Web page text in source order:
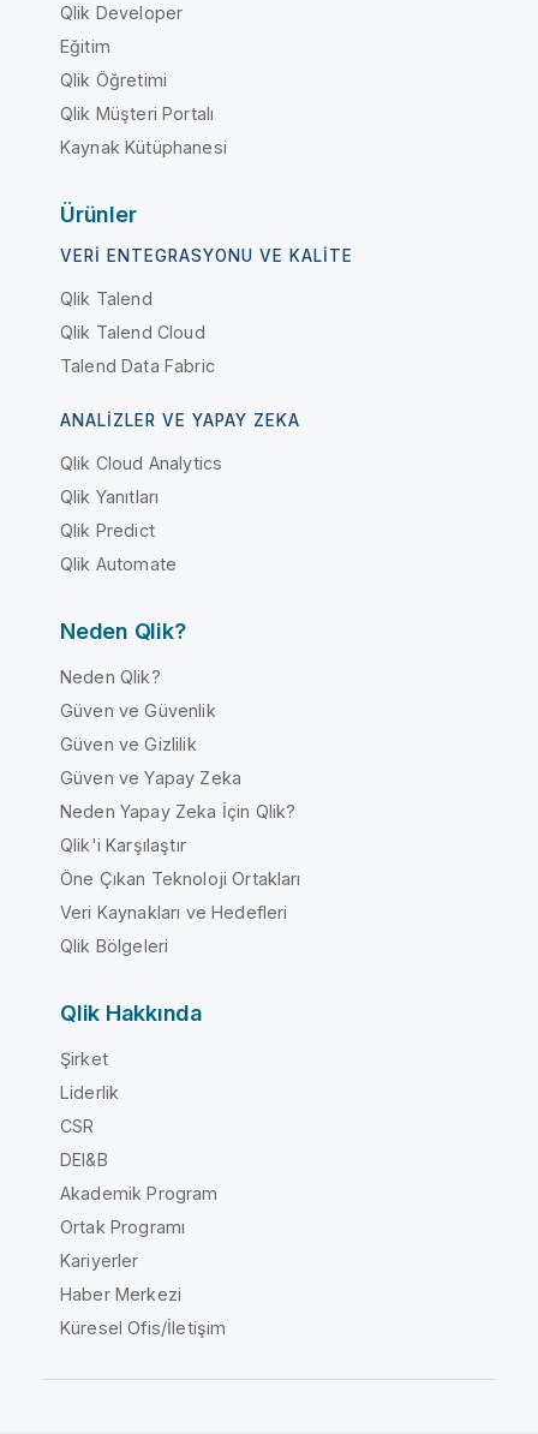
Qlik Developer
Eğitim
Qlik Öğretimi
Qlik Müşteri Portalı
Kaynak Kütüphanesi
Ürünler
VERI ENTEGRASYONU VE KALITE
Qlik Talend
Qlik Talend Cloud
Talend Data Fabric
ANALIZLER VE YAPAY ZEKA
Qlik Cloud Analytics
Qlik Yanıtları
Qlik Predict
Qlik Automate
Neden Qlik?
Neden Qlik?
Güven ve Güvenlik
Güven ve Gizlilik
Güven ve Yapay Zeka
Neden Yapay Zeka İçin Qlik?
Qlik'i Karşılaştır
Öne Çıkan Teknoloji Ortakları
Veri Kaynakları ve Hedefleri
Qlik Bölgeleri
Qlik Hakkında
Şirket
Liderlik
CSR
DEI&B
Akademik Program
Ortak Programı
Kariyerler
Haber Merkezi
Küresel Ofis/İletişim